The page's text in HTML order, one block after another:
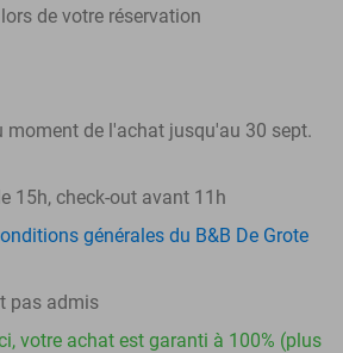
de votre réservation
moment de l'achat jusqu'au 30 sept.
15h, check-out avant 11h
générales du B&B De Grote
pas admis
votre achat est garanti à 100% (plus